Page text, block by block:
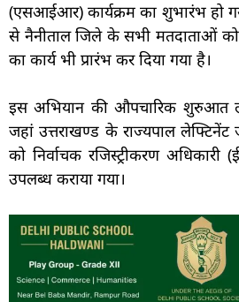
(एसआईआर) कार्यक्रम का शुभारंभ हो
से नैनीताल जिले के सभी मतदाताओं को
का कार्य भी प्रारंभ कर दिया गया है।
इस अभियान की औपचारिक शुरुआत
जहां उत्तराखण्ड के राज्यपाल
को निर्वाचक रजिस्ट्रीकरण अधिकारी
उपलब्ध कराया गया।